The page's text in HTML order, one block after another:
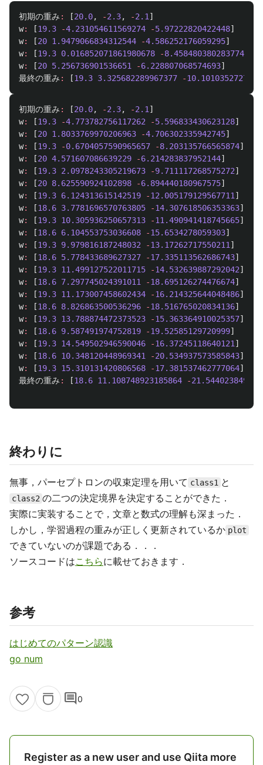
初期の重み : [20.0, -2.3, -2.1 ]
w: [19.3 -4.231054611569274 -5.97222820422448]
w: [20 1.9479066834312544 -4.586252176059295]
w: [19.3 0.016852071861980678 -8.458480380283774
w: [20 5.256736901536651 -6.228807068574693]
最終の重み : [19.3 3.325682289967377 -
初期の重み : [20.0, -2.3, -2.1 ]
w: [19.3 -4.773782756117262 -5.596833430623128]
w: [20 1.8033769970206963 -4.706302335942745]
w: [19.3 -0.6704057590965657 -8.203135766565874]
w: [20 4.571607086639229 -6.214283837952144]
w: [19.3 2.0978243305219673 -9.711117268575272]
w: [20 8.625590924102898 -6.894440180967575]
w: [19.3 6.124313615142519 -12.005179129567711 ]
w: [18.6 3.7781696570763805 -14.307618506353363]
w: [19.3 10.305936250657313 -11.490941418745665]
w: [18.6 6.104553753036608 -15.6534278059303]
w: [19.3 9.979816187248032 -13.17262717550211 ]
w: [18.6 5.778433689627327 -17.335113562686743]
w: [19.3 11.499127522011715 -14.532639887292042]
w: [18.6 7.297745024391011 -18.695126274476674]
w: [19.3 11.173007458602434 -16.214325644048486]
w: [18.6 8.826863500536296 -18.516765020834136]
w: [19.3 13.788874472373523 -15.363364910025357]
w: [18.6 9.587491974752819 -19.52585129720999]
w: [19.3 14.549502946590046 -16.37245118640121 ]
w: [18.6 10.348120448969341 -20.534937573585843]
w: [19.3 15.310131420806568 -17.381537462777064]
最終の重み : [18.6 11.108748923185864 -
終わりに
無事，パーセプトロンの収束定理を用いて class1 と
class2 の二つの決定境界を決定することができた．
実際に実装することで，文章と数式の理解も深まった．
しかし，学習過程の重みが正しく更新されているか plot
できていないのが課題である．．．
ソースコードはこちらに載せておきます．
参考
はじめてのパターン認識
go num
comment0
Register as a new user and use Qiita more